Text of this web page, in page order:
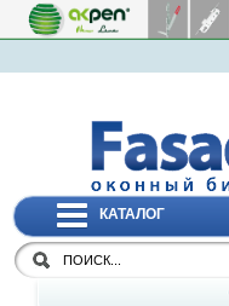
КАТАЛОГ